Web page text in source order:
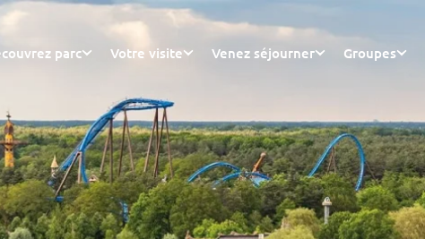
parc Votre visite Venez séjourner Groupes